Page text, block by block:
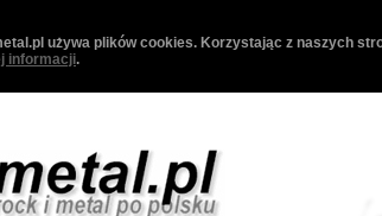
używa plików cookies. Korzystając z naszych
informacji.